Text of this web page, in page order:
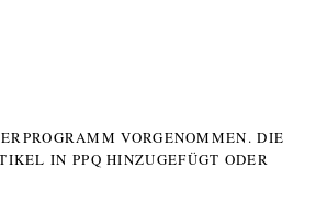
VORGENOMMEN. DIE
IN PPQ HINZUGEFÜGT ODER